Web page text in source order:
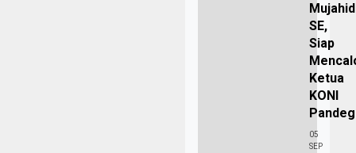
SE,
Siap
Ketua
KONI
05
SEP